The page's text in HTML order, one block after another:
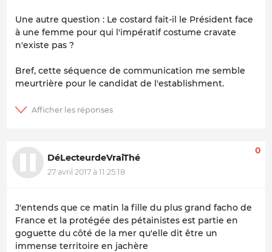
Une autre question : Le costard fait-il le Président face
à une femme pour qui l'impératif costume cravate
n'existe pas ?
Bref, cette séquence de communication me semble
meurtrière pour le candidat de l'establishment.
DéLecteurdeVraiThé
27 avril 2017 à 11:25:18
0
J'entends que ce matin la fille du plus grand facho de
France et la protégée des pétainistes est partie en
goguette du côté de la mer qu'elle dit être un
immense territoire en jachère